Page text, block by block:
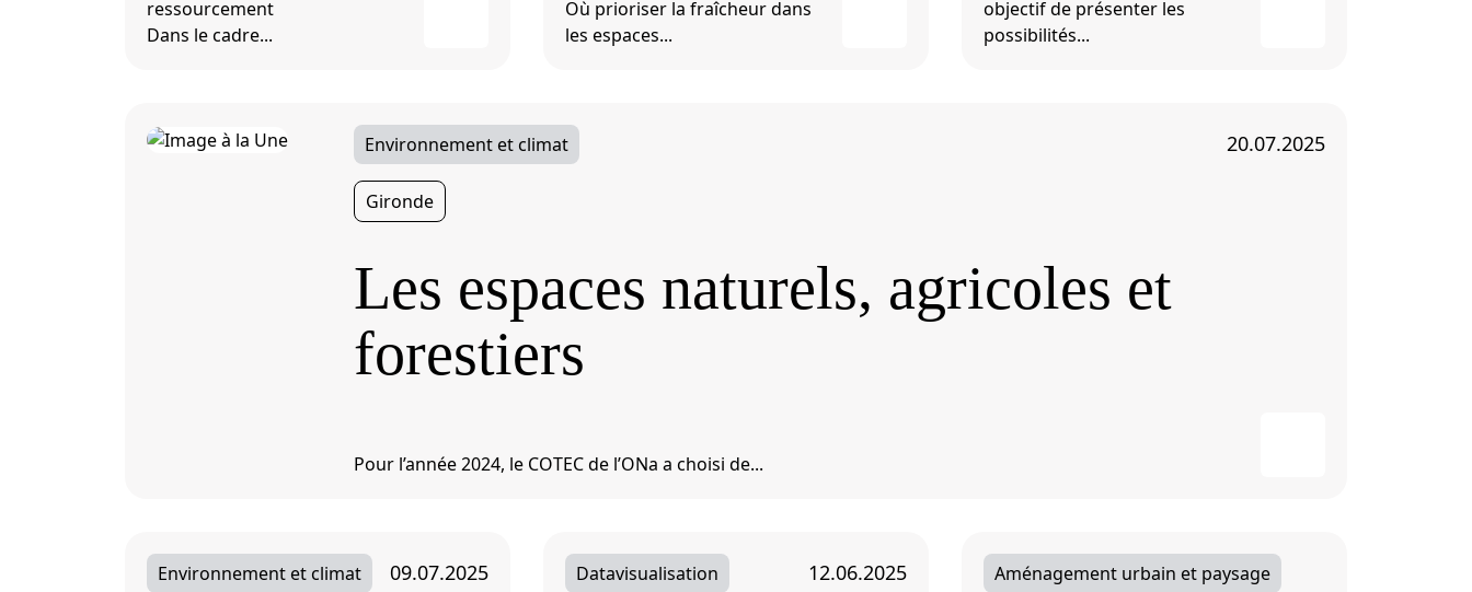
ressourcement
Dans le cadre...
Où prioriser la fraîcheur dans
les espaces...
objectif de présenter les
possibilités...
Environnement et climat 20.07.2025
Gironde
Les espaces naturels, agricoles et
forestiers
Pour l’année 2024, le COTEC de l’ONa a choisi de...
Environnement et climat 09.07.2025 Datavisualisation 12.06.2025 Aménagement urbain et paysage